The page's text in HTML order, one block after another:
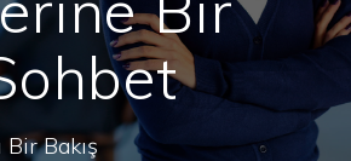
Bakış